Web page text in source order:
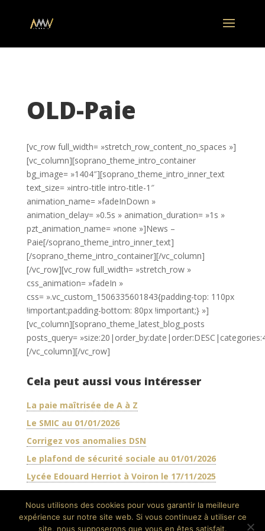
OLD-Paie
[vc_row full_width= »stretch_row_content_no_spaces »]
[vc_column][soprano_theme_intro_container
bg_image= »1404″][soprano_theme_intro_inner_text
text_size= »intro-title intro-title-1″
animation_name= »fadeInDown »
animation_delay= »0.5s » animation_duration= »1s »
pzt_animation_name= »none »]News –
Paie[/soprano_theme_intro_inner_text]
[/soprano_theme_intro_container][/vc_column]
[/vc_row][vc_row full_width= »stretch_row »
css_animation= »fadeIn »
css= ».vc_custom_1506335601843{padding-top: 110px
!important;padding-bottom: 80px !important;} »]
[vc_column][soprano_theme_latest_blog_posts
posts_query=
[/vc_column][/vc_row]
Cela peut aussi vous intéresser
La paie maîtrisée de A à Z
Le SMIC au 01/01/2026
Corrigez vos anomalies DSN
Le plafond de sécurité sociale au 01/01/2026
Lycée Edouard Herriot à Voiron le 17/11/2025
Nous utilisons des cookies pour vous garantir la meilleure
expérience sur notre site web. Si vous continuez à utiliser ce
site, nous supposerons que vous en êtes satisfait.